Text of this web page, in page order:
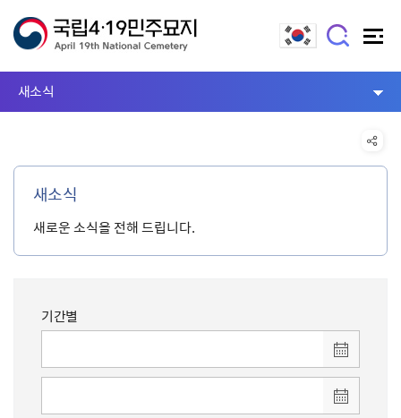
새소식
새소식
새로운 소식을 전해 드립니다.
기간별